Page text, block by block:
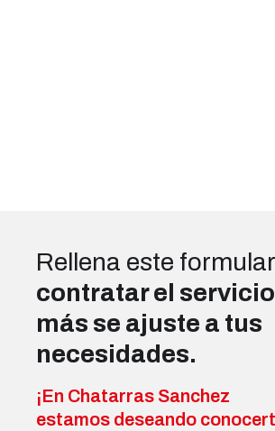
Rellena este
contratar el
más se ajuste a tus
necesidades.
¡En Chatarras Sanchez
estamos deseando